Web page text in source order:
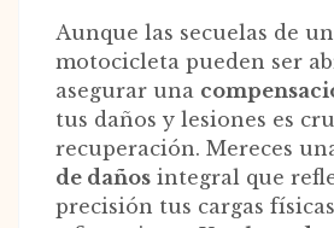
Aunque las secuelas de
motocicleta pueden ser
asegurar una
tus daños y lesiones es
recuperación. Mereces
de daños integral que
precisión tus cargas